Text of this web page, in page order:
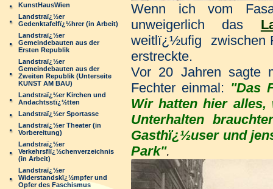
KunstHausWien
Landstraï¿½er
Gedenktafelfï¿½hrer (in Arbeit)
Landstraï¿½er
Gemeindebauten aus der
Ersten Republik
Landstraï¿½er
Gemeindebauten aus der
Zweiten Republik (Unterseite
KUNST AM BAU)
Landstraï¿½er Kirchen und
Andachtsstï¿½tten
Landstraï¿½er Sportasse
Landstraï¿½er Theater (in
Vorbereitung)
Landstraï¿½er
Verkehrsflï¿½chenverzeichnis
(in Arbeit)
Landstraï¿½er
Widerstandskï¿½mpfer und
Opfer des Faschismus
Wenn ich vom
unweigerlich das
weitlï¿½ufig zwischen
erstreckte.
Vor 20 Jahren sagte
Fechter einmal: "Das
Wir hatten hier
Unterhalten
Gasthï¿½user und
Park".